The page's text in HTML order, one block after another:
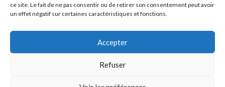
ce site. Le fait de ne pas consentir ou de retirer son consentement peut avoir
un effet négatif sur certaines caractéristiques et fonctions.
Accepter
Refuser
Politique de confidentialité